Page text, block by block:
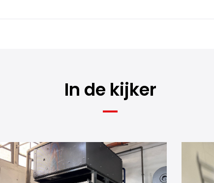
In de kijker